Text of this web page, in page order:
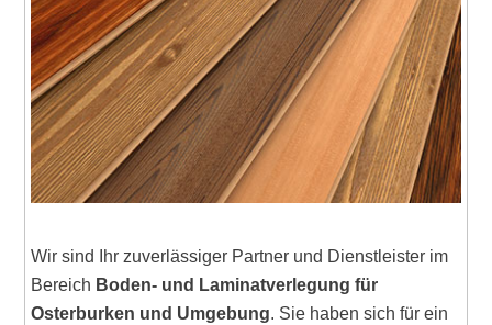
Wir sind Ihr zuverlässiger Partner und Dienstleister im
Bereich Boden- und Laminatverlegung für
Osterburken und Umgebung. Sie haben sich für ein